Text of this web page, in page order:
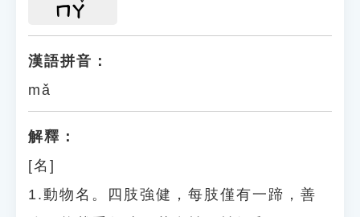
ㄇㄚ
漢語拼音：
mǎ
解釋：
[名]
1.動物名。四肢強健，每肢僅有一蹄，善